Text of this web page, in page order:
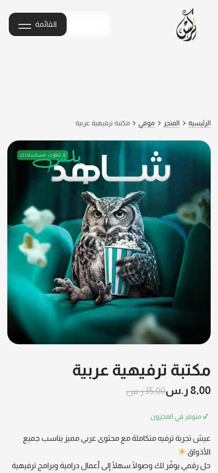
القائمة
الرئيسية المتجر موفي مكتبة ترفيهية عربية
لا تفوّت مسلسلاتك
مكتبة ترفيهية عربية
35,00ر.س 8,00 ر.س
متوفر في المخزون
عيش تجربة ترفيه متكاملة مع محتوى عربي مميز يناسب جميع
الأذواق
حل رقمي يوفّر لك وصولًا سهلًا إلى أعمال درامية وبرامج ترفيهية